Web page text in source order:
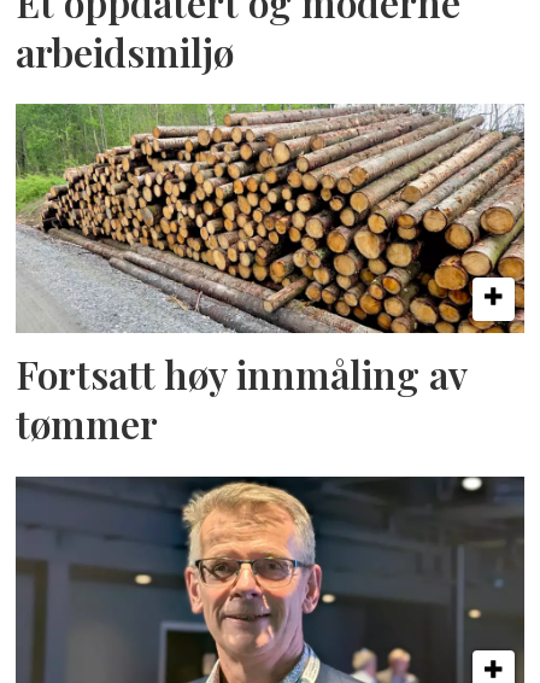
arbeidsmiljø
Fortsatt høy innmåling av
tømmer